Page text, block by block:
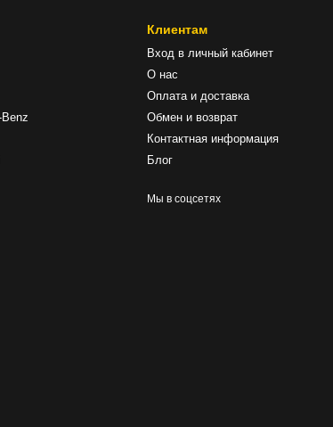
Клиентам
Вход в личный кабинет
О нас
Оплата и доставка
Обмен и возврат
Контактная информация
Блог
Мы в соцсетях